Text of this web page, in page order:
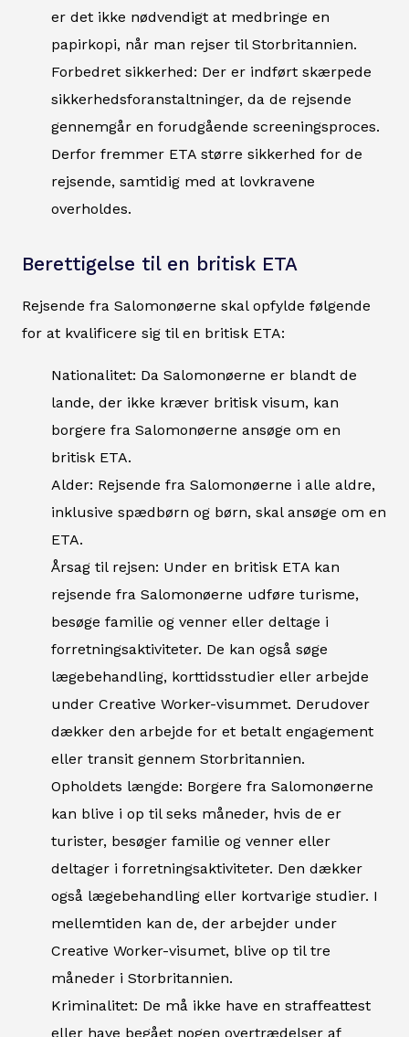
er det ikke nødvendigt at medbringe en
papirkopi, når man rejser til Storbritannien.
Forbedret sikkerhed: Der er indført skærpede
sikkerhedsforanstaltninger, da de rejsende
gennemgår en forudgående screeningsproces.
Derfor fremmer ETA større sikkerhed for de
rejsende, samtidig med at lovkravene
overholdes.
Berettigelse til en britisk ETA
Rejsende fra Salomonøerne skal opfylde følgende
for at kvalificere sig til en britisk ETA:
Nationalitet: Da Salomonøerne er blandt de
lande, der ikke kræver britisk visum, kan
borgere fra Salomonøerne ansøge om en
britisk ETA.
Alder: Rejsende fra Salomonøerne i alle aldre,
inklusive spædbørn og børn, skal ansøge om en
ETA.
Årsag til rejsen: Under en britisk ETA kan
rejsende fra Salomonøerne udføre turisme,
besøge familie og venner eller deltage i
forretningsaktiviteter. De kan også søge
lægebehandling, korttidsstudier eller arbejde
under Creative Worker-visummet. Derudover
dækker den arbejde for et betalt engagement
eller transit gennem Storbritannien.
Opholdets længde: Borgere fra Salomonøerne
kan blive i op til seks måneder, hvis de er
turister, besøger familie og venner eller
deltager i forretningsaktiviteter. Den dækker
også lægebehandling eller kortvarige studier. I
mellemtiden kan de, der arbejder under
Creative Worker-visumet, blive op til tre
måneder i Storbritannien.
Kriminalitet: De må ikke have en straffeattest
eller have begået nogen overtrædelser af